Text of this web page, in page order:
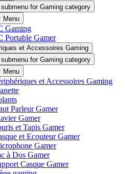
for Gaming category
Menu
Gaming
Portable Gamer
et Accessoires Gaming
for Gaming category
Menu
et Accessoires Gaming
Parleur Gamer
Gamer
et Tapis Gamer
et Ecouteur Gamer
Gamer
à Dos Gamer
Casque Gamer